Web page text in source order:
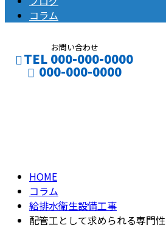
コラム
お問い合わせ
TEL 000-000-0000
000-000-0000
HOME
コラム
給排水衛生設備工事
配管工として求められる専門性